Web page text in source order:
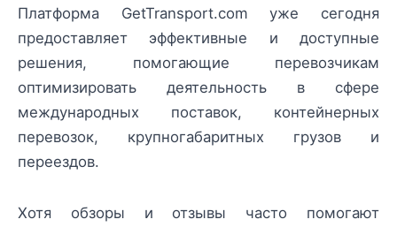
Платформа GetTransport.com уже сегодня
предоставляет эффективные и доступные
решения, помогающие перевозчикам
оптимизировать деятельность в сфере
международных поставок, контейнерных
перевозок, крупногабаритных грузов и
переездов.
Хотя обзоры и отзывы часто помогают